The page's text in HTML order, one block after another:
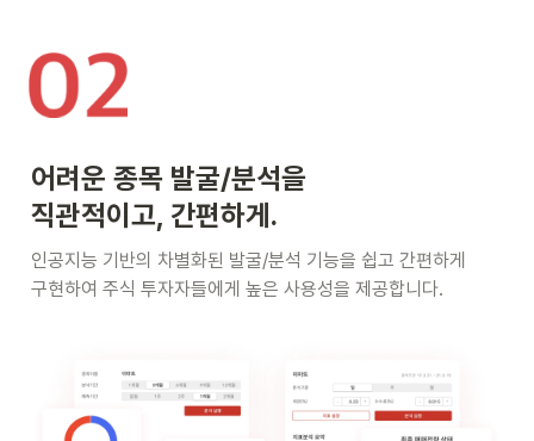
직관적이고, 간편하게.
인공지능 기반의 차별화된 발굴/분석 기능을 쉽고 간편하게
구현하여 주식 투자자들에게 높은 사용성을 제공합니다.